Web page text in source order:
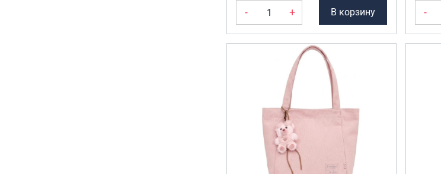
- + В корзину -